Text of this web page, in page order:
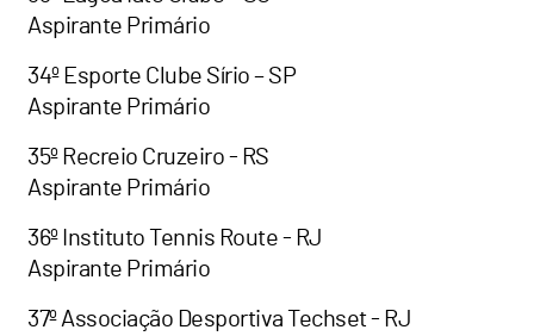
Aspirante Primário
34º Esporte Clube Sírio – SP
Aspirante Primário
35º Recreio Cruzeiro - RS
Aspirante Primário
36º Instituto Tennis Route - RJ
Aspirante Primário
37º Associação Desportiva Techset - RJ